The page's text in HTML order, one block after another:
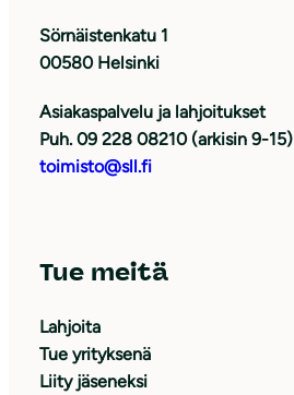
Sörnäistenkatu 1
00580 Helsinki
Asiakaspalvelu ja lahjoitukset
Puh. 09 228 08210 (arkisin 9-15)
toimisto@sll.fi
Tue meitä
Lahjoita
Tue yrityksenä
Liity jäseneksi